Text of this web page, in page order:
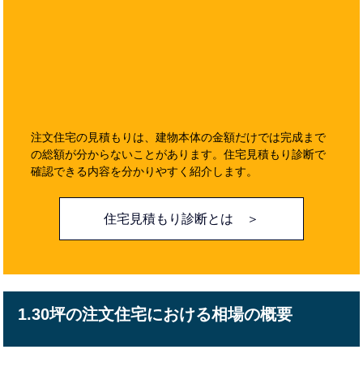
注文住宅の見積もりは、建物本体の金額だけでは完成まで
の総額が分からないことがあります。住宅見積もり診断で
確認できる内容を分かりやすく紹介します。
住宅見積もり診断とは ＞
1.30坪の注文住宅における相場の概要